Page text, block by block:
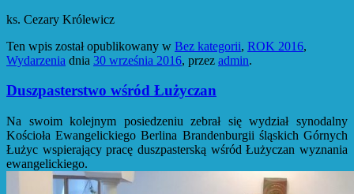
ks. Cezary Królewicz
Ten wpis został opublikowany w Bez kategorii, ROK 2016,
Wydarzenia dnia 30 września 2016, przez admin.
Duszpasterstwo wśród Łużyczan
Na swoim kolejnym posiedzeniu zebrał się wydział synodalny
Kościoła Ewangelickiego Berlina Brandenburgii śląskich Górnych
Łużyc wspierający pracę duszpasterską wśród Łużyczan wyznania
ewangelickiego.